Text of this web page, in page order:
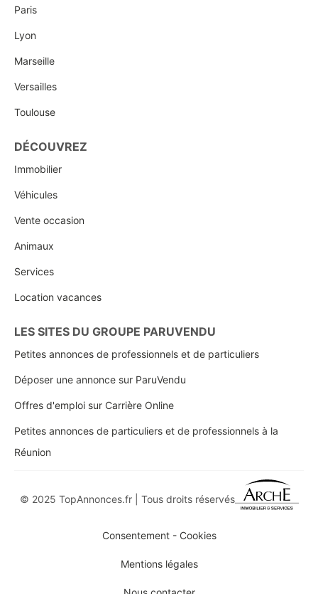
Paris
Lyon
Marseille
Versailles
Toulouse
DÉCOUVREZ
Immobilier
Véhicules
Vente occasion
Animaux
Services
Location vacances
LES SITES DU GROUPE PARUVENDU
Petites annonces de professionnels et de particuliers
Déposer une annonce sur ParuVendu
Offres d'emploi sur Carrière Online
Petites annonces de particuliers et de professionnels à la
Réunion
© 2025 TopAnnonces.fr | Tous droits réservés
Consentement - Cookies
Mentions légales